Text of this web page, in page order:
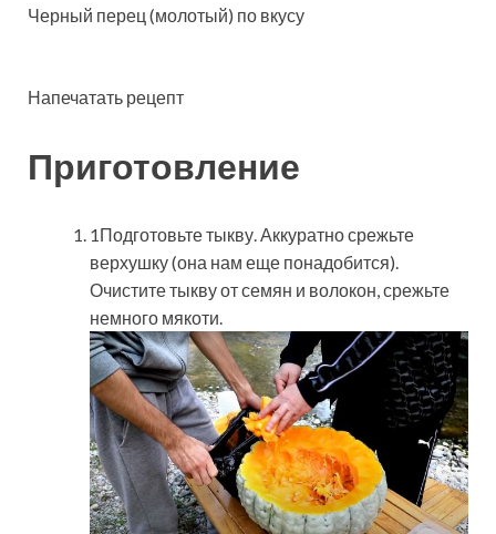
Черный перец (молотый) по вкусу
Напечатать рецепт
Приготовление
1Подготовьте тыкву. Аккуратно срежьте
верхушку (она нам еще понадобится).
Очистите тыкву от семян и волокон, срежьте
немного мякоти.